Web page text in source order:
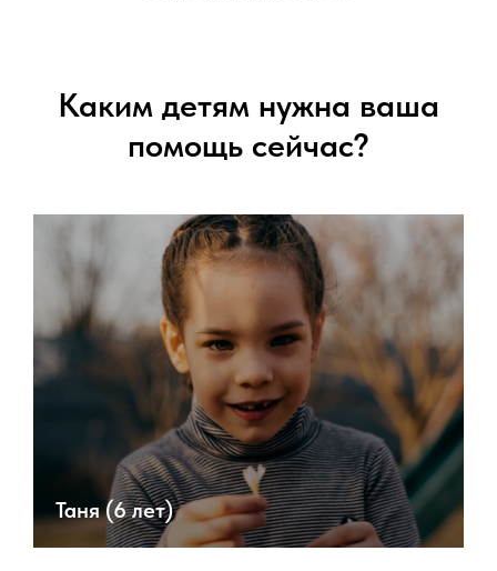
Каким детям нужна ваша
помощь сейчас?
Таня (6 лет)